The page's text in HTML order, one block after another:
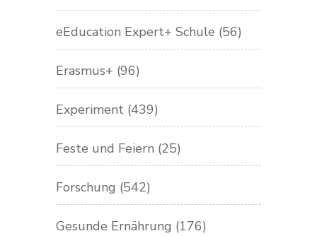
eEducation Expert+ Schule (56)
Erasmus+ (96)
Experiment (439)
Feste und Feiern (25)
Forschung (542)
Gesunde Ernährung (176)